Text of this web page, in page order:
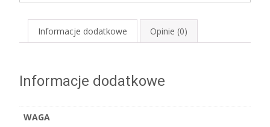
82
Informacje dodatkowe Opinie (0)
Informacje dodatkowe
WAGA